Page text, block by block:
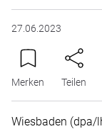
27.06.2023
Merken Teilen
Wiesbaden (dpa/